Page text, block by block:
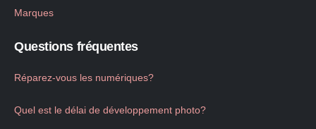
Marques
Questions fréquentes
Réparez-vous les numériques?
Quel est le délai de développement photo?